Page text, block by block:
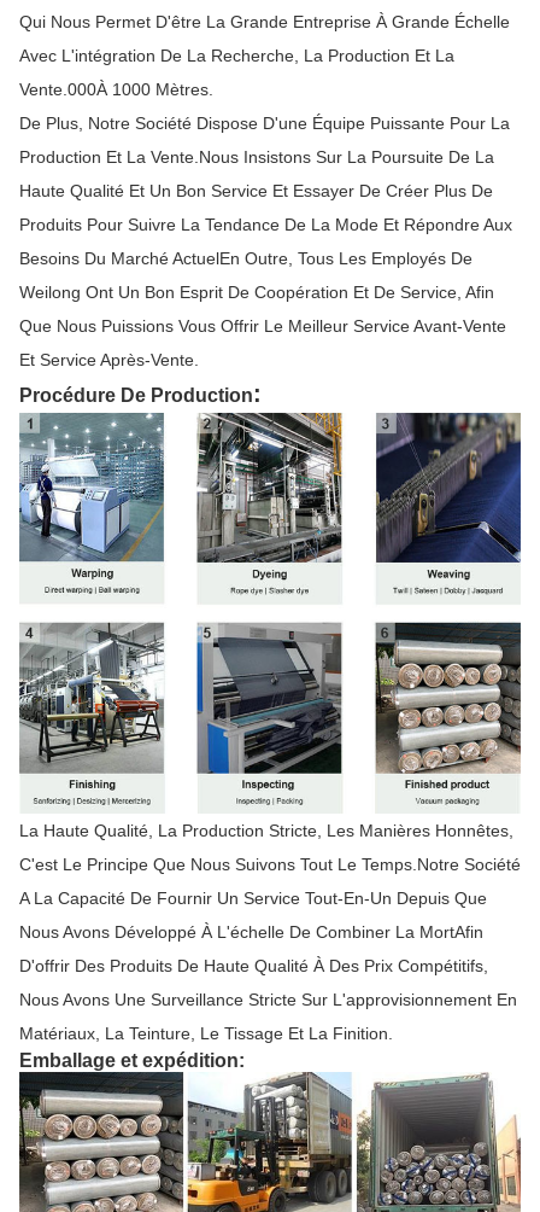
Qui Nous Permet D'être La Grande Entreprise À Grande Échelle
Avec L'intégration De La Recherche, La Production Et La
Vente.000À 1000 Mètres.
De Plus, Notre Société Dispose D'une Équipe Puissante Pour La
Production Et La Vente.Nous Insistons Sur La Poursuite De La
Haute Qualité Et Un Bon Service Et Essayer De Créer Plus De
Produits Pour Suivre La Tendance De La Mode Et Répondre Aux
Besoins Du Marché ActuelEn Outre, Tous Les Employés De
Weilong Ont Un Bon Esprit De Coopération Et De Service, Afin
Que Nous Puissions Vous Offrir Le Meilleur Service Avant-Vente
Et Service Après-Vente.
Procédure De Production:
La Haute Qualité, La Production Stricte, Les Manières Honnêtes,
C'est Le Principe Que Nous Suivons Tout Le Temps.Notre Société
A La Capacité De Fournir Un Service Tout-En-Un Depuis Que
Nous Avons Développé À L'échelle De Combiner La MortAfin
D'offrir Des Produits De Haute Qualité À Des Prix Compétitifs,
Nous Avons Une Surveillance Stricte Sur L'approvisionnement En
Matériaux, La Teinture, Le Tissage Et La Finition.
Emballage et expédition: